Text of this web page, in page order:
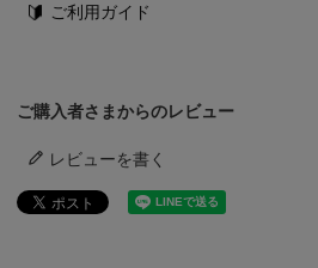
ご利用ガイド
ご購入者さまからのレビュー
レビューを書く